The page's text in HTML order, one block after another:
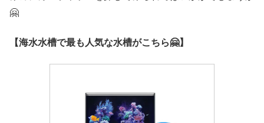
🤗
【海水水槽で最も人気な水槽がこちら🤗】